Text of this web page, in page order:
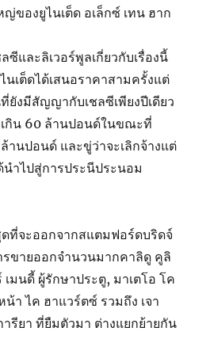
ของยูไนเต็ด อเล็กซ์ เทน ฮาก
ซีและลิเวอร์พูลเกี่ยวกับเรื่องนี้
เต็ดได้เสนอราคาสามครั้งแต่
ยังมีสัญญากับเชลซีเพียงปีเดียว
เกิน 60 ล้านปอนด์ในขณะที่
ล้านปอนด์ และขู่ว่าจะเลิกจ้างแต่
ำไปสู่การประนีประนอม
ที่จะออกจากสแตมฟอร์ดบริดจ์
ขายออกจำนวนมากคาลิดู คูลิ
เมนดี้ ผู้รักษาประตู, มาเตโอ โค
า ไค ฮาแวร์ตซ์ รวมถึง เจา
ารียา ที่ยืมตัวมา ต่างแยกย้ายกัน